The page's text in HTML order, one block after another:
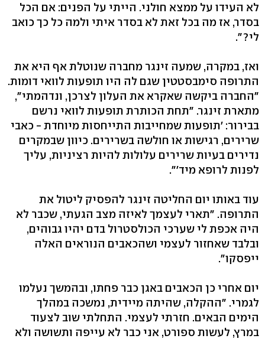
לא העידו על ממצא חולני. הייתי על הפנים: אם הכל
בסדר, אז מה בכל זאת לא בסדר איתי ולמה כל כך כואב
לי‭."?‬
ואז, במקרה, שמעה זינגר מחברה שנוטלת אף היא את
התרופה סימבסטטין שגם לה היו תופעות לוואי דומות.
מתארת זינגר. "תחת הכותרת תופעות לוואי נרשם
בבירור: ׳תופעות שמחייבות התייחסות מיוחדת - כאבי
שרירים, רגישות או חולשה בשרירים. כיוון שבמקרים
נדירים בעיות שרירים עלולות להיות רציניות, עליך
לפנות לרופא מיד'".
עוד באותו יום החליטה זינגר להפסיק ליטול את
התרופה. "תארי לעצמך לאיזה מצב הגעתי, שכבר לא
היה אכפת לי שערכי הכולסטרול בדם יהיו גבוהים,
ובלבד שאחזור לעצמי ושהכאבים הנוראים האלה
ייפסקו‭."‬
יום אחרי כן הכאבים באגן כבר פחתו, ובהמשך נעלמו
לגמרי. "ההקלה, שהיתה מיידית, נמשכה במהלך
הימים הבאים. חזרתי לעצמי. התחלתי שוב לצעוד
במרץ, לעשות ספורט, אני כבר לא עייפה ותשושה ולא